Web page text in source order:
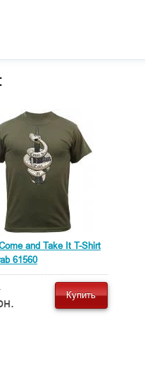
and Take It T-Shirt
61560
Купить